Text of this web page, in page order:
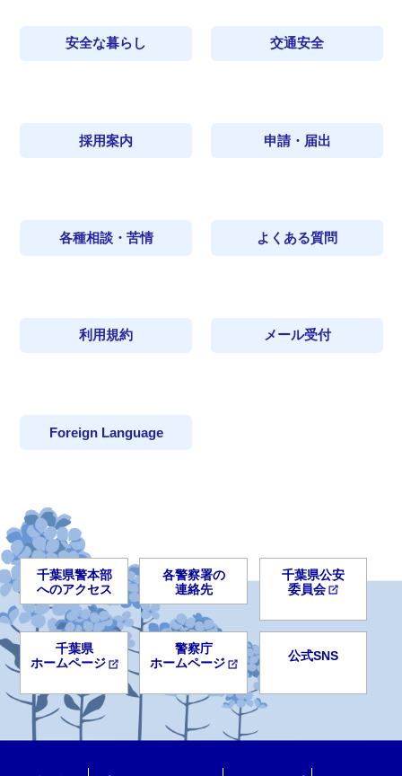
安全な暮らし 交通安全
採用案内 申請・届出
各種相談・苦情 よくある質問
利用規約 メール受付
Foreign Language
千葉県警本部
へのアクセス
各警察署の
連絡先
千葉県公安
委員会
千葉県
ホームページ
警察庁
ホームページ
公式SNS